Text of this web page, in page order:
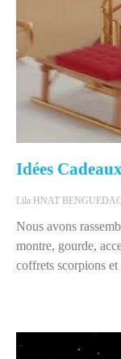
Idées
Lila HNAT
Nous avons
montre, gourde,
coffrets scorpions et